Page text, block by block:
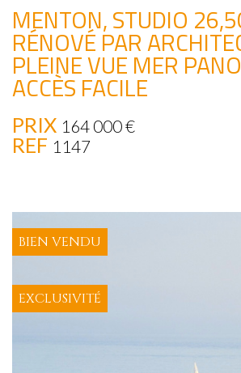
MENTON, STUDIO
RÉNOVÉ PAR
PLEINE VUE MER
ACCÈS FACILE
PRIX 164 000€
REF 1147
BIEN VENDU
EXCLUSIVITÉ